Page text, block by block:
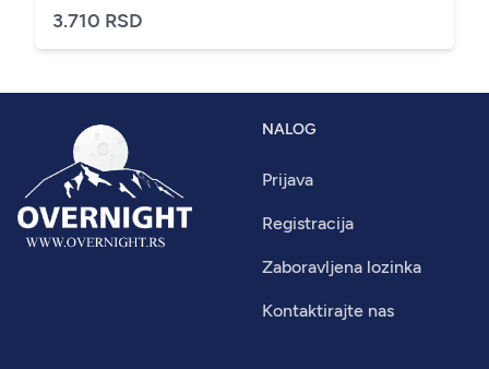
3.710 RSD
NALOG
Prijava
Registracija
Zaboravljena lozinka
Kontaktirajte nas